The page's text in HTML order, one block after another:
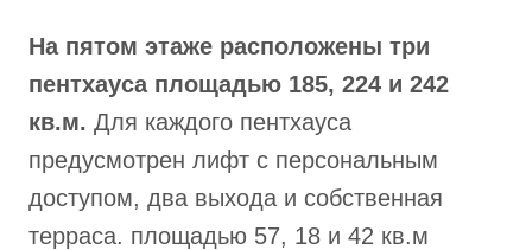
На пятом этаже расположены три
пентхауса площадью 185, 224 и 242
кв.м. Для каждого пентхауса
предусмотрен лифт с персональным
доступом, два выхода и собственная
терраса. площадью 57, 18 и 42 кв.м